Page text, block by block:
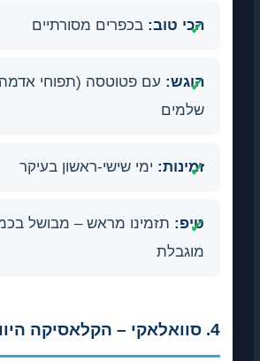
הכי טוב: בכפרים מסורתיים
הוגש: עם פטוטסה (תפוחי
שלמים
זמינות: ימי שישי-ראשון בעיקר
טיפ: תזמינו מראש – מבושל
מוגבלת
4. סוואלאקי – הקלאסיקה היוונית